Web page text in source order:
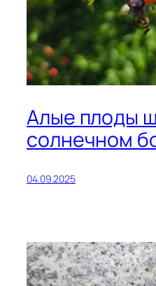
Алые плоды
солнечном
04.09.2025